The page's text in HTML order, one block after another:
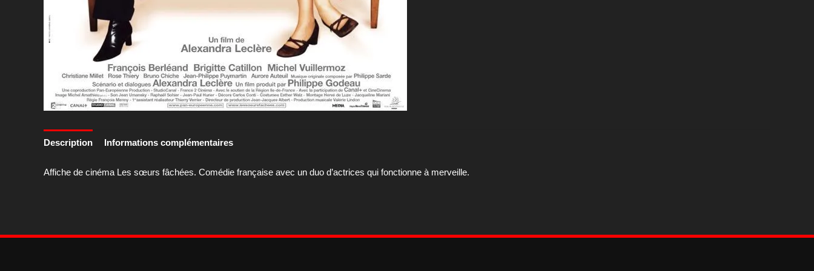
Description Informations complémentaires
Affiche de cinéma Les sœurs fâchées. Comédie française avec un duo d’actrices qui fonctionne à merveille.